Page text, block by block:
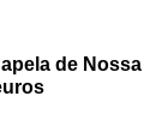
de Nossa